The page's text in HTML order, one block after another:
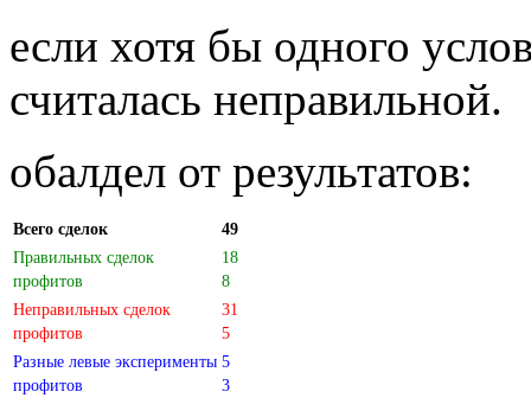
если хотя бы одного
считалась неправильной.
обалдел от результатов:
Всего сделок
49
Правильных сделок
18
профитов
8
Неправильных сделок
31
профитов
5
Разные левые эксперименты 5
профитов
3